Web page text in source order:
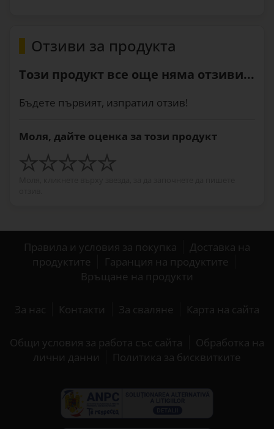
Отзиви за продукта
Този продукт все още няма отзиви...
Бъдете първият, изпратил отзив!
Моля, дайте оценка за този продукт
Правила и условия за покупка
Доставка на
продуктите
Гаранция на продуктите
Връщане на продукти
За нас Контакти За сваляне Карта на сайта
Общи условия за работа със сайта
Обработка на
лични данни
Политика за бисквитките